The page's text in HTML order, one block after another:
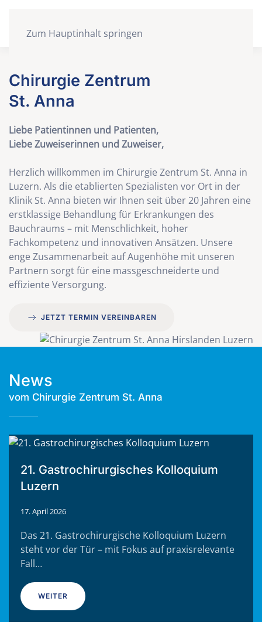
Zum Hauptinhalt springen
Chirurgie Zentrum
St. Anna
Liebe Patientinnen und Patienten,
Liebe Zuweiserinnen und Zuweiser,
Herzlich willkommen im Chirurgie Zentrum St. Anna in
Luzern. Als die etablierten Spezialisten vor Ort in der
Klinik St. Anna bieten wir Ihnen seit über 20 Jahren eine
erstklassige Behandlung für Erkrankungen des
Bauchraums – mit Menschlichkeit, hoher
Fachkompetenz und innovativen Ansätzen. Unsere
enge Zusammenarbeit auf Augenhöhe mit unseren
Partnern sorgt für eine massgeschneiderte und
effiziente Versorgung.
JETZT TERMIN VEREINBAREN
News
vom Chirurgie Zentrum St. Anna
21. Gastrochirurgisches Kolloquium
Luzern
17. April 2026
Das 21. Gastrochirurgische Kolloquium Luzern
steht vor der Tür – mit Fokus auf praxisrelevante
Fall…
WEITER